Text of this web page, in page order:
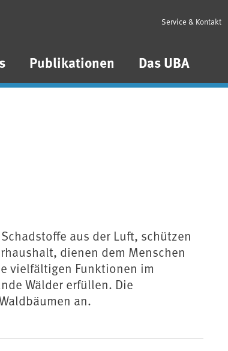
Publikationen Das UBA
Service & Kontakt
aus der Luft, schützen
dienen dem Menschen
vielfältigen Funktionen im
Wälder erfüllen. Die
an.